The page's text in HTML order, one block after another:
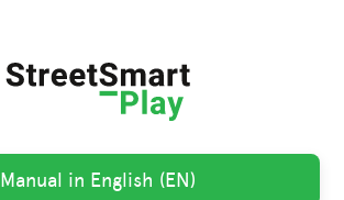
Manual in English (EN)